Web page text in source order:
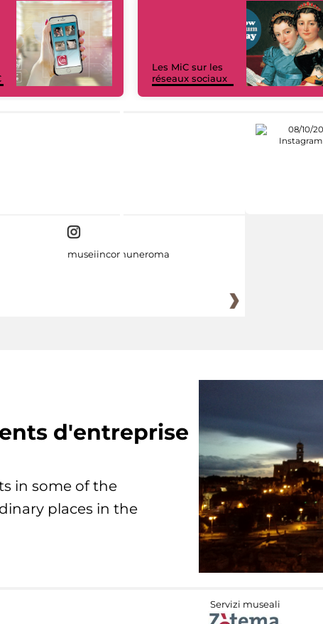
Les MiC sur les
réseaux sociaux
museiincomuneroma
d'entreprise
in some of the
places in the
Servizi museali